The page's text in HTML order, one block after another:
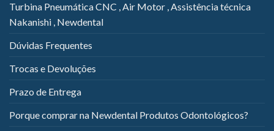
Turbina Pneumática CNC , Air Motor , Assistência técnica
Nakanishi , Newdental
Dúvidas Frequentes
Trocas e Devoluções
Prazo de Entrega
Porque comprar na Newdental Produtos Odontológicos?